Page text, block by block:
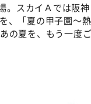
。スカイＡでは阪
、「夏の甲子園～
の夏を、もう一度ご